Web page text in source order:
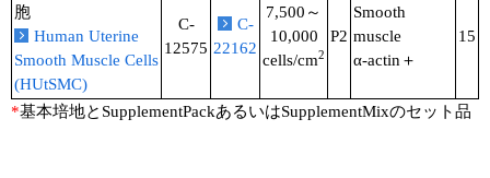
胞
Human Uterine
Smooth Muscle Cells
(HUtSMC)
C-
12575
C-
22162
7,500～
10,000
cells/cm2
P2
Smooth
muscle
α-actin＋
15
*基本培地とSupplementPackあるいはSupplementMixのセット品